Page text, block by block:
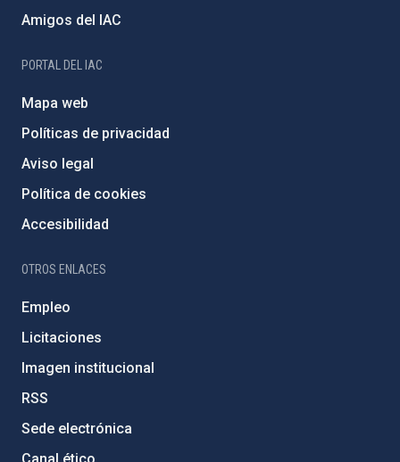
Amigos del IAC
PORTAL DEL IAC
Mapa web
Políticas de privacidad
Aviso legal
Política de cookies
Accesibilidad
OTROS ENLACES
Empleo
Licitaciones
Imagen institucional
RSS
Sede electrónica
Canal ético